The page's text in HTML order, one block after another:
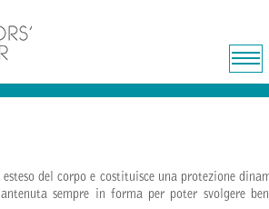
del corpo e costituisce una protezione
sempre in forma per poter svolgere